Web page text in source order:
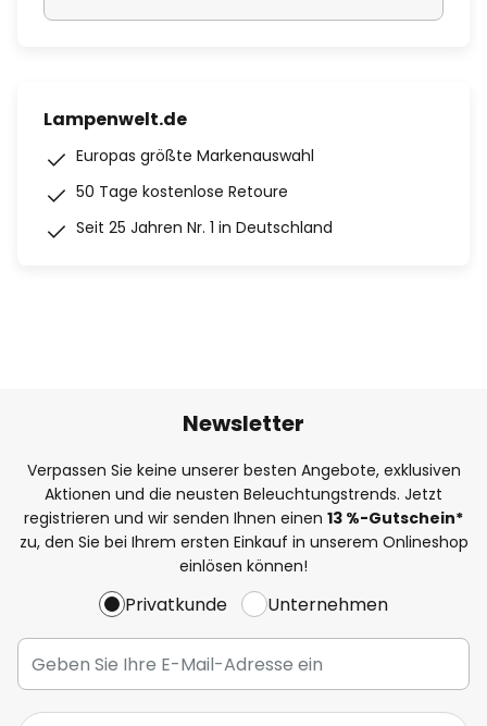
Lampenwelt.de
Europas größte Markenauswahl
50 Tage kostenlose Retoure
Seit 25 Jahren Nr. 1 in Deutschland
Newsletter
Verpassen Sie keine unserer besten Angebote, exklusiven
Aktionen und die neusten Beleuchtungstrends. Jetzt
registrieren und wir senden Ihnen einen 13 %-Gutschein*
zu, den Sie bei Ihrem ersten Einkauf in unserem Onlineshop
einlösen können!
Privatkunde Unternehmen